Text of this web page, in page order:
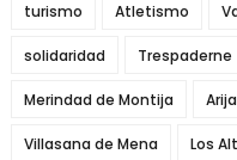
turismo Atletismo
solidaridad Trespaderne
Merindad de Montija Arija
Villasana de Mena Los